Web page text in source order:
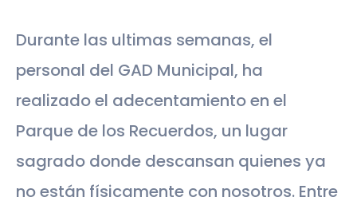
Durante las ultimas semanas, el
personal del GAD Municipal, ha
realizado el adecentamiento en el
Parque de los Recuerdos, un lugar
sagrado donde descansan quienes ya
no están físicamente con nosotros. Entre